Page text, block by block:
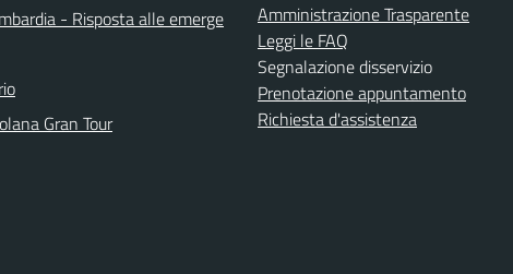
- Risposta alle emerge
Gran Tour
Amministrazione Trasparente
Leggi le FAQ
Segnalazione disservizio
Prenotazione appuntamento
Richiesta d'assistenza